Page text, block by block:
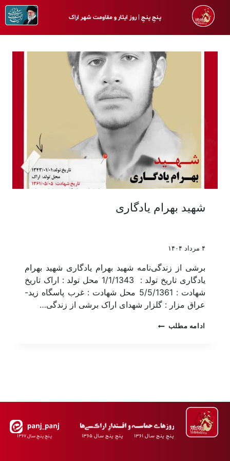
پـنجِ پنـجِ | روز ایثار و مقاومت شهر اراک
شهید بهرام یادگاری
۴ مرداد ۱۴۰۴
برشی از زندگی‌نامه شهید بهرام یادگاری شهید بهرام
یادگاری تاریخ تولد : 1/1/1343 محل تولد : اراک تاریخ
شهادت : 5/5/1361 محل شهادت : غرب پاسگاه زید-
عراق مزار : گلزار شهدای اراک برشی از زندگی…
ادامه مطلب
پـنجِ پنـج سـال ۱۳۶۱ پـنجِ پنـج سـال ۱۳۶۵ پـنجِ پنـجِ سـال ۱۳۶۷